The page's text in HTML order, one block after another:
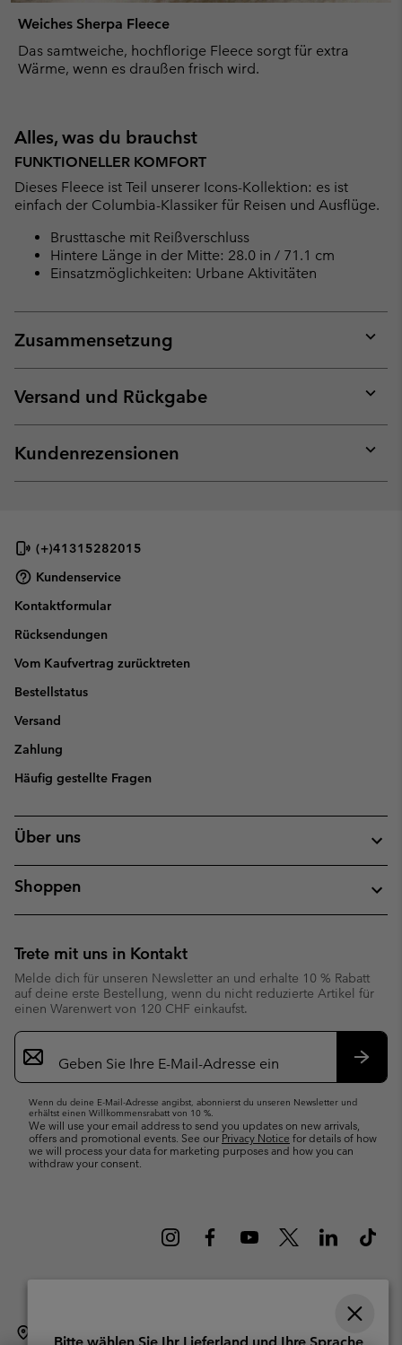
Weiches Sherpa Fleece
Das samtweiche, hochflorige Fleece sorgt für extra
Wärme, wenn es draußen frisch wird.
Alles, was du brauchst
FUNKTIONELLER KOMFORT
Dieses Fleece ist Teil unserer Icons-Kollektion: es ist
einfach der Columbia-Klassiker für Reisen und Ausflüge.
Brusttasche mit Reißverschluss
Hintere Länge in der Mitte: 28.0 in / 71.1 cm
Einsatzmöglichkeiten: Urbane Aktivitäten
Zusammensetzung
or
Versand und Rückgabe
or
Kundenrezensionen
or
(+)41315282015
Kundenservice
Kontaktformular
Rücksendungen
Vom Kaufvertrag zurücktreten
Bestellstatus
Versand
Zahlung
Häufig gestellte Fragen
Über uns
Shoppen
Trete mit uns in Kontakt
Melde dich für unseren Newsletter an und erhalte 10 % Rabatt
auf deine erste Bestellung, wenn du nicht reduzierte Artikel für
einen Warenwert von 120 CHF einkaufst.
Newsletter-
Anmeldung
Wenn du deine E-Mail-Adresse angibst, abonnierst du unseren Newsletter und
erhältst einen Willkommensrabatt von 10 %.
We will use your email address to send you updates on new arrivals,
offers and promotional events. See our Privacy Notice for details of how
we will process your data for marketing purposes and how you can
withdraw your consent.